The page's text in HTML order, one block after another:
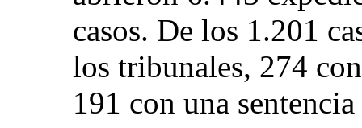
casos. De los 1.201
los tribunales, 274
191 con una